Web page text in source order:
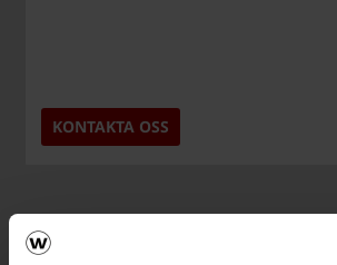
KONTAKTA OSS